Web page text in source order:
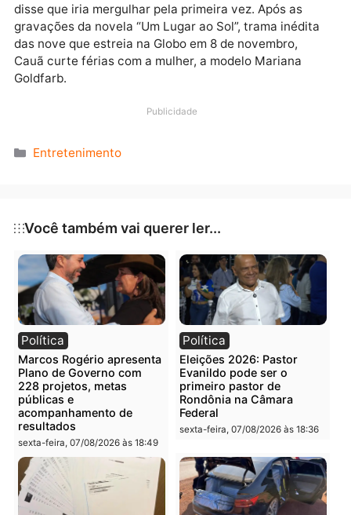
ainda voltou para salvar dois surfistas que tinham
ficado no ponto perigoso. “A Anne teve voz de
comando, foi muito corajosa, eu agradeço de todo o
coração”, concluiu.
Passado o susto, na manhã desta segunda (18), o
gravações da novela “Um Lugar ao Sol”, trama
Categorias
Entretenimento
Você também vai querer ler...
Política Política